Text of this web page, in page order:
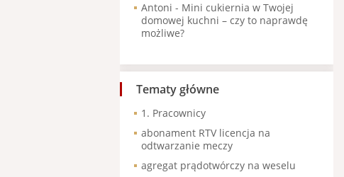
Antoni - Mini cukiernia w Twojej
domowej kuchni – czy to naprawdę
możliwe?
Tematy główne
1. Pracownicy
abonament RTV licencja na
odtwarzanie meczy
agregat prądotwórczy na weselu